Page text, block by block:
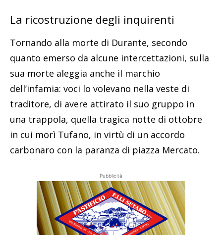
La ricostruzione degli inquirenti
Tornando alla morte di Durante, secondo
quanto emerso da alcune intercettazioni, sulla
sua morte aleggia anche il marchio
dell’infamia: voci lo volevano nella veste di
traditore, di avere attirato il suo gruppo in
una trappola, quella tragica notte di ottobre
in cui morì Tufano, in virtù di un accordo
carbonaro con la paranza di piazza Mercato.
Pubblicità